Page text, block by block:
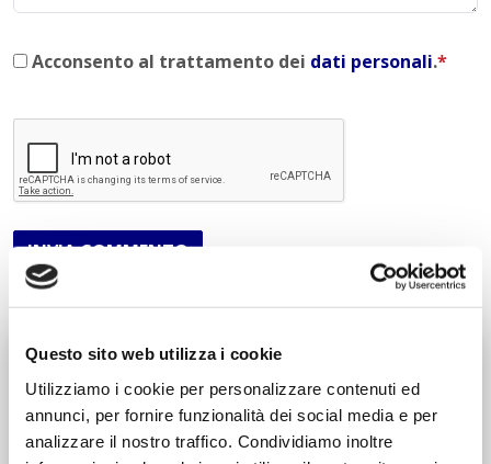
Questo sito web utilizza i cookie
Utilizziamo i cookie per personalizzare contenuti ed
annunci, per fornire funzionalità dei social media e per
analizzare il nostro traffico. Condividiamo inoltre
Acconsento al trattamento dei dati personali.*
INVIA COMMENTO
Liceo delle Scienze Umane
Economico Sociale
Integr. Psicologia & Sociologia
Potenziamento madrelingua Inglese